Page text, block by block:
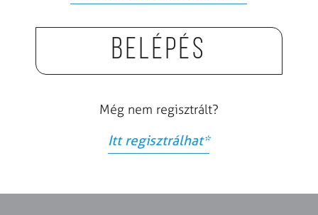
Belépés
Még nem regisztrált?
Itt regisztrálhat*